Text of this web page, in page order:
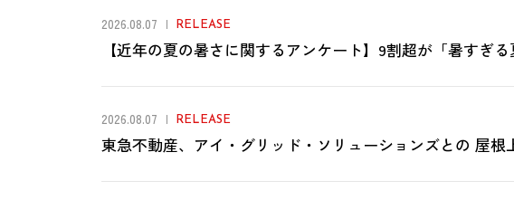
2026.08.07 RELEASE
【近年の夏の暑さに関するアンケート】9割超が「暑すぎ
2026.08.07 RELEASE
東急不動産、アイ・グリッド・ソリューションズとの 屋